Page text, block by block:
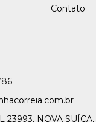
Contato
23993, NOVA